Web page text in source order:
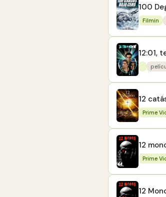
100
Filmin
12:01,
12
Prime
12
Prime
12